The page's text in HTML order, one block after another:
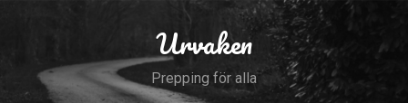
Urvaken
Prepping för alla